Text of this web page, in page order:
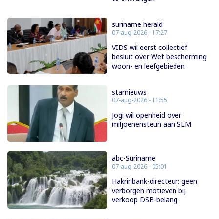
suriname herald
07-aug-2026 - 17:27
VIDS wil eerst collectief
besluit over Wet bescherming
woon- en leefgebieden
starnieuws
07-aug-2026 - 11:55
Jogi wil openheid over
miljoenensteun aan SLM
abc-Suriname
07-aug-2026 - 05:01
Hakrinbank-directeur: geen
verborgen motieven bij
verkoop DSB-belang